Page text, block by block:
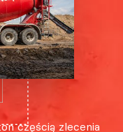
częścią zlecenia